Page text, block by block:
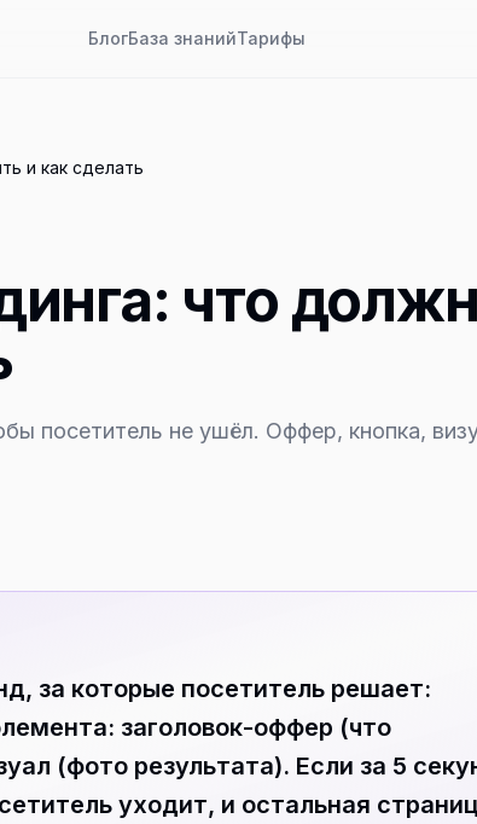
БлогБаза знанийТарифы
и как сделать
что
посетитель не ушёл. Оффер, кнопка,
за которые посетитель решает:
заголовок-оффер (что
(фото результата). Если за 5
уходит, и остальная